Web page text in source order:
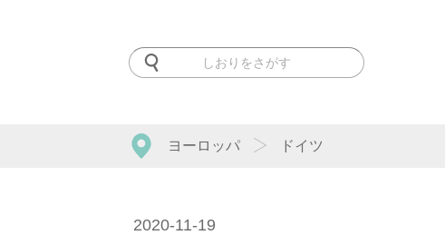
ヨーロッパ ドイツ
2020-11-19